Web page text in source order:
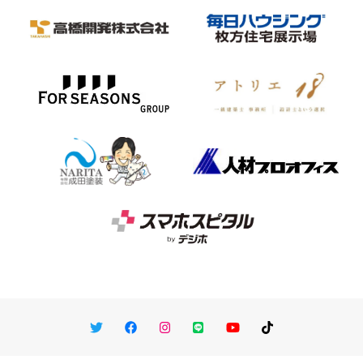
TwitterFacebookInstagram
LINE You TubeTikTok